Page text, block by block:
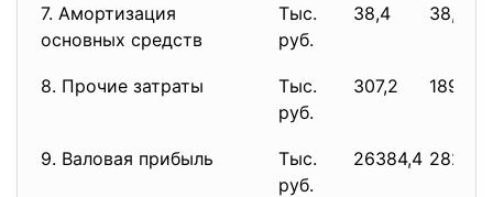
7. Амортизация
основных средств
Тыс.
руб.
38,4 38,4
8. Прочие затраты
Тыс.
руб.
307,2 189,6
9. Валовая прибыль
Тыс.
руб.
26384,4 28296